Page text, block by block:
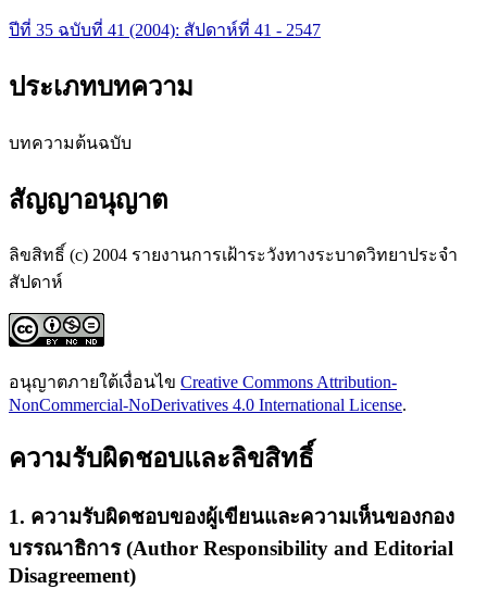
ปีที่ 35 ฉบับที่ 41 (2004): สัปดาห์ที่ 41 - 2547
ประเภทบทความ
บทความต้นฉบับ
สัญญาอนุญาต
ลิขสิทธิ์ (c) 2004 รายงานการเฝ้าระวังทางระบาดวิทยาประจำ
สัปดาห์
อนุญาตภายใต้เงื่อนไข Creative Commons Attribution-
NonCommercial-NoDerivatives 4.0 International License.
ความรับผิดชอบและลิขสิทธิ์
1. ความรับผิดชอบของผู้เขียนและความเห็นของกอง
บรรณาธิการ (Author Responsibility and Editorial
Disagreement)